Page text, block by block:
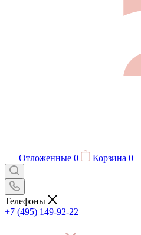
Отложенные 0 Корзина 0
Телефоны
+7 (495) 149-92-22